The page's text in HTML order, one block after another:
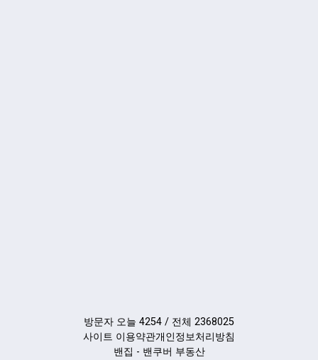
방문자 오늘 4254 / 전체 2368025
사이트 이용약관개인정보처리방침
밴집 - 밴쿠버 부동산